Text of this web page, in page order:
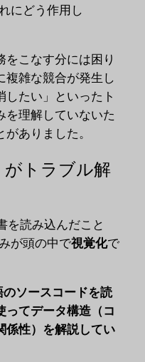
にどう作用し
をこなす分には困り
複雑な競合が発生し
したい」といったト
を理解していないた
ありました。
がトラブル解
を読み込んだこと
が頭の中で視覚化で
のソースコードを読
ってデータ構造（コ
係性）を解説してい